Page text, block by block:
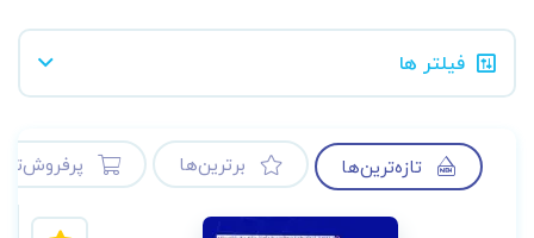
فیلتر ها
تازه‌ترین‌ها برترین‌ها